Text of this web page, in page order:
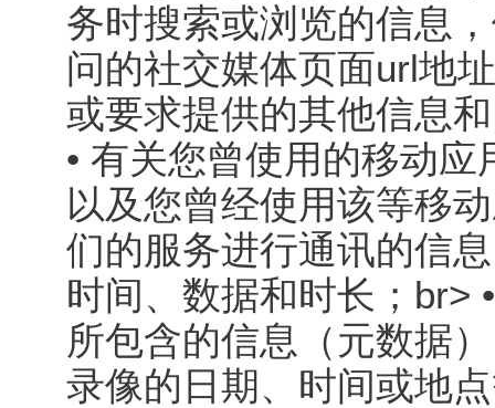
务时搜索或浏览的信息
问的社交媒体页面url地
或要求提供的其他信息
• 有关您曾使用的移动
以及您曾经使用该等移
们的服务进行通讯的信
时间、数据和时长；br>
所包含的信息（元数据
录像的日期、时间或地